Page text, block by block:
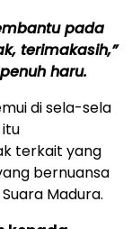
pada
terimakasih,”
haru.
di sela-sela
terkait yang
bernuansa
Madura.